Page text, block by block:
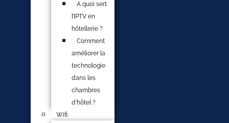
A quoi sert
l’IPTV en
hôtellerie ?
Comment
améliorer la
technologie
dans les
chambres
d’hôtel ?
Wifi